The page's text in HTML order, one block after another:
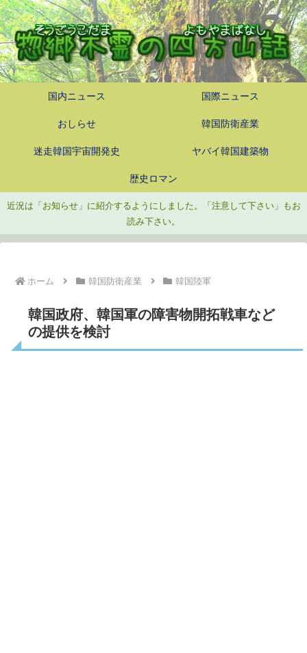
国内ニュース 国際ニュース
おしらせ 韓国防衛産業
迷走韓国宇宙開発史 ヤバイ韓国建築物
歴史ロマン
近況は「お知らせ」に紹介するようにしました。「注意して下さい」もお
読み下さい。
ホーム 韓国防衛産業 韓国陸軍
韓国政府、韓国軍の障害物開拓戦車など
の提供を検討